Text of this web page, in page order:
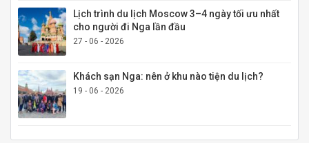
Lịch trình du lịch Moscow 3–4 ngày tối ưu nhất
cho người đi Nga lần đầu
27 - 06 - 2026
Khách sạn Nga: nên ở khu nào tiện du lịch?
19 - 06 - 2026